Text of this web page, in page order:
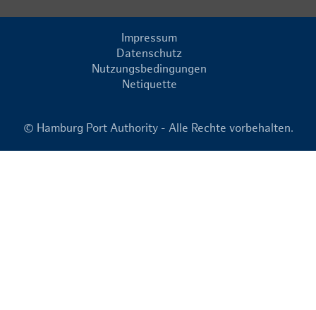
Impressum
Datenschutz
Nutzungsbedingungen
Netiquette
© Hamburg Port Authority - Alle Rechte vorbehalten.